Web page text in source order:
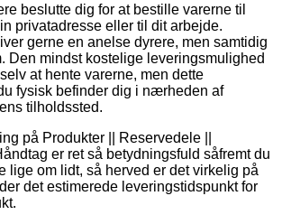
beslutte dig for at bestille varerne til
privatadresse eller til dit arbejde.
gerne en anelse dyrere, men samtidig
Den mindst kostelige leveringsmulighed
at hente varerne, men dette
fysisk befinder dig i nærheden af
tilholdssted.
på Produkter || Reservedele ||
er ret så betydningsfuld såfremt du
lige om lidt, så herved er det virkelig på
det estimerede leveringstidspunkt for